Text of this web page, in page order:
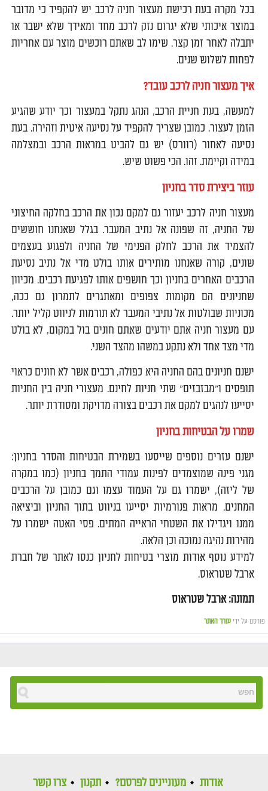
בכל מקרה בעת רכישת מעצור חניה לרכב יש להקפיד כי מדובר
במוצר איכותי שלא יגרום נזק לרכב מחד ומאידך שלא ישבר או
יתבלה לאחר זמן קצר. שימו לב שאתם רוכשים מוצר עם אחריות
לפחות לשלוש שנים.
איך מעצור חניה לרכב עובד?
למעשה, בעת חניית הרכב, הנהג נתקל במעצור וכך יודע שהגיע
הזמן לעצור. כמובן שצריך להקפיד על נסיעה איטית וזהירה. בעת
נסיעה לאחור (רוורס) יש גם להביט במראות הרכב ובמצלמה
במידה וקיימת. זהו. הכי פשוט שיש.
עוזר ביצירת סדר בחניון
מעצור חניה לרכב יעזור גם למקם נכון את הרכב בחלקה החיצוני
של החניה, זה שפונה אל נתיב המעבר. בגלל שאנחנו חוששים
להצמיד את הרכב לחלק הפנימי של החניה ולפגוע בעצמים
שונים, קורה שאנחנו מותירים אותו בולט מדי אל נתיב נסיעת
הרכבים האחרים בחניון וכך חושפים אותו לפגיעת רכבים. מכיוון
שחניונים הם מקומות צפופים ומאתגרים לתמרון גם ככה,
מכוניות שבולטות אל נתיבי המעבר לא תורמות לניווט קליל יותר.
עם מעצור חניה אתם יודעים שאתם חונים בול במקום, לא בולט
מדי מצד אחד ולא נתקע במשהו מהצד השני.
ישנם חניונים בהם החניה היא כפולה, רכבים אשר לא חונים כראוי
תופסים ו"מבזבזים" שתי חניות לחינם. מעצורי חניה בין החניות
יסייעו לנהגים למקם את רכבים בצורה מדויקת ומסודרת יותר.
שמרו על הבטיחות בחניון
ישנם עזרים נוספים שייסעו בשמירת הבטיחות והסדר בחניון:
מגני פינה שמוצמדים לפינות עמודי התמך בחניון (כמו במקרה
של ליזה), ישמרו גם על העמוד עצמו וגם כמובן על הרכבים
המחנים. מראות פנורמיות יסייעו בניווט בתוך החניון וביציאה
ממנו ויגדילו את השטחי הראייה המתים. פסי האטה ישמרו על
מהירות נהיגה נמוכה וכן הלאה.
למידע נוסף אודות מוצרי בטיחות לחניון כנסו לאתר של חברת
ארבל שטראוס.
תמונה: ארבל שטראוס
פורסם על ידי עורך האתר
אודות מעוניינים לפרסם? תקנון צרו קשר